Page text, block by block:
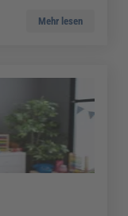
Mehr lesen